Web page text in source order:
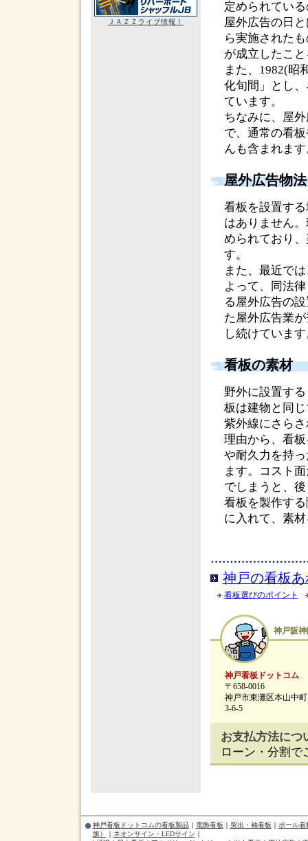
定められてい
屋外広告の日
ら実施された
が成立したこ
また、1982(昭
化旬間」とし
ています。
ちなみに、屋
で、通常の看
んも含まれます
屋外広告物法
看板を設置す
はありません
められており
す。
また、最近で
よって、同法
る屋外広告の
た屋外広告業
し続けていま
看板の素材
野外に設置す
板は建物と同
紫外線にさら
理由から、看
や耐久力を持
ます。コスト
でしまうと、
看板を製作す
に入れて、素
神戸の看板
看板選びのポイント
神戸阪
神戸看板ドットコム
〒658-0016
神戸市東灘区本山中町
3-6-5
お支払方法につ
ローン・分割で
ＪＡＺＺライブ情報！
神戸看板ドットコムの看板製品｜ 電飾看板 ｜ 突出・袖看板 ｜ ポール看
旗）
｜ ネオンサイン・LEDサイン ｜